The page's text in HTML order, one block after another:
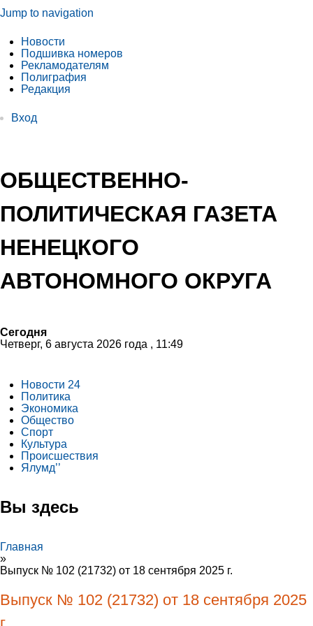
Jump to navigation
Новости
Подшивка номеров
Рекламодателям
Полиграфия
Редакция
Вход
ОБЩЕСТВЕННО-
ПОЛИТИЧЕСКАЯ ГАЗЕТА
НЕНЕЦКОГО
АВТОНОМНОГО ОКРУГА
Сегодня
Четверг, 6 августа 2026 года , 11:49
Новости 24
Политика
Экономика
Общество
Спорт
Культура
Происшествия
Ялумд’’
Вы здесь
Главная
»
Выпуск № 102 (21732) от 18 сентября 2025 г.
Выпуск № 102 (21732) от 18 сентября 2025
г.